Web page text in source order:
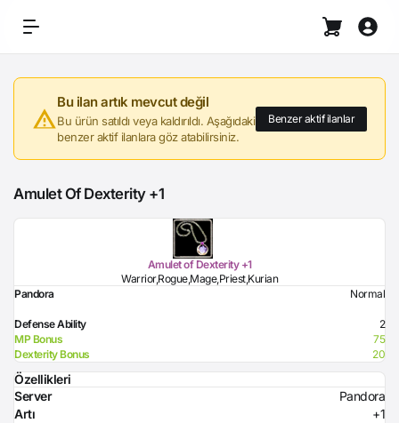
Bu ilan artık mevcut değil
Bu ürün satıldı veya kaldırıldı. Aşağıdaki
benzer aktif ilanlara göz atabilirsiniz.
Benzer aktif ilanlar
Amulet Of Dexterity +1
Amulet of Dexterity +1
Warrior,Rogue,Mage,Priest,Kurian
Pandora
Normal
Defense Ability
2
MP Bonus
75
Dexterity Bonus
20
Özellikleri
Server
Pandora
Artı
+1